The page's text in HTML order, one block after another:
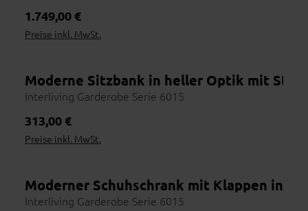
Regulärer Preis:
1.749,00 €
Preise inkl. MwSt.
Wohnbeispiel
Moderne Sitzbank in heller Optik mit
Interliving Garderobe Serie 6015
Regulärer Preis:
313,00 €
Preise inkl. MwSt.
Moderner Schuhschrank mit Klappen in
Interliving Garderobe Serie 6015